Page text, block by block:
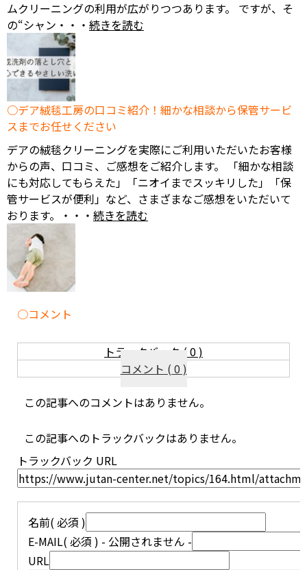
ムクリーニングの利用が広がりつつあります。 ですが、そ
の“シャン・・・ 続きを読む
デア絨毯工房の口コミ紹介！細かな相談から保管サービ
スまでお任せください
デアの絨毯クリーニングを実際にご利用いただいたお客様
からの声、口コミ、ご感想をご紹介します。 「細かな相談
にも対応してもらえた」「ニオイまでスッキリした」「保
管サービスが便利」など、さまざまなご感想をいただいて
おります。・・・ 続きを読む
コメント
トラックバック ( 0 )
コメント ( 0 )
この記事へのコメントはありません。
この記事へのトラックバックはありません。
トラックバック URL
名前( 必須 )
E-MAIL( 必須 ) - 公開されません -
URL